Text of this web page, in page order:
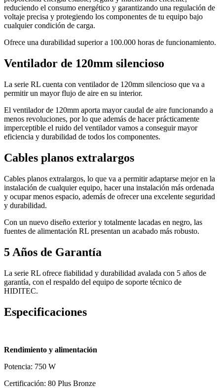
reduciendo el consumo energético y garantizando una regulación de
voltaje precisa y protegiendo los componentes de tu equipo bajo
cualquier condición de carga.
Ofrece una durabilidad superior a 100.000 horas de funcionamiento.
Ventilador de 120mm silencioso
La serie RL cuenta con ventilador de 120mm silencioso que va a
permitir un mayor flujo de aire en su interior.
El ventilador de 120mm aporta mayor caudal de aire funcionando a
menos revoluciones, por lo que además de hacer prácticamente
imperceptible el ruido del ventilador vamos a conseguir mayor
eficiencia y durabilidad de todos los componentes.
Cables planos extralargos
Cables planos extralargos, lo que va a permitir adaptarse mejor en la
instalación de cualquier equipo, hacer una instalación más ordenada
y ocupar menos espacio, además de ofrecer una excelente seguridad
y durabilidad.
Con un nuevo diseño exterior y totalmente lacadas en negro, las
fuentes de alimentación RL presentan un acabado más robusto.
5 Años de Garantía
La serie RL ofrece fiabilidad y durabilidad avalada con 5 años de
garantía, con el respaldo del equipo de soporte técnico de
HIDITEC.
Especificaciones
Rendimiento y alimentación
Potencia: 750 W
Certificación: 80 Plus Bronze